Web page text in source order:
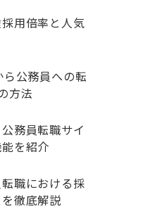
採用倍率と人気
ら公務員への転
方法
務員転職サイ
を紹介
転職における採
徹底解説